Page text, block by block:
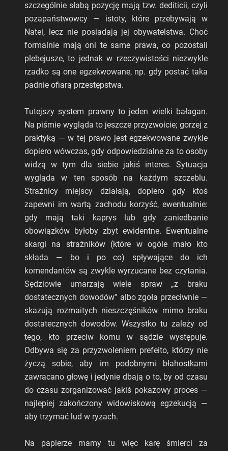
szczególnie słabą pozycję mają tzw. dediticii, czyli
pozapaństwowcy — istoty, które przebywają w
Natei, lecz nie posiadają jej obywatelstwa. Choć
formalnie mają oni te same prawa, co pozostali
plebejusze, to jednak w rzeczywistości niezwykle
rzadko są one egzekwowane, np. gdy postać taka
padnie ofiarą przestępstwa.
Tutejszy system prawny to jeden wielki bałagan.
Na piśmie wygląda to jeszcze przyzwoicie; gorzej z
praktyką — w tej prawo jest egzekwowane zwykle
dopiero wówczas, gdy odpowiedzialne za to osoby
widzą w tym dla siebie jakiś interes. Sytuacja
wygląda w ten sposób na każdym szczeblu.
Strażnicy miejscy działają, dopiero gdy ktoś
zapewni im wartą zachodu korzyść, ewentualnie:
gdy mają taki kaprys lub gdy zaniedbanie
obowiązków byłoby zbyt ewidentne. Ewentualne
skargi na strażników (które w ogóle mało kto
składa — bo i po co) spływające do ich
komendantów są zwykle wyrzucane bez czytania.
Sędziowie umarzają wiele spraw „z braku
dostatecznych dowodów” albo zgoła przeciwnie —
skazują rozmaitych nieszczęśników mimo braku
dostatecznych dowodów. Wszystko tu zależy od
tego, kto przeciw komu w sądzie występuje.
Odbywa się za przyzwoleniem prefeito, którzy nie
życzą sobie, aby im podobnymi błahostkami
zawracano głowę i jedynie dbają o to, by od czasu
do czasu zorganizować jakiś pokazowy proces —
najlepiej zakończony widowiskową egzekucją —
aby trzymać lud w ryzach.
Na papierze mamy tu więc karę śmierci za